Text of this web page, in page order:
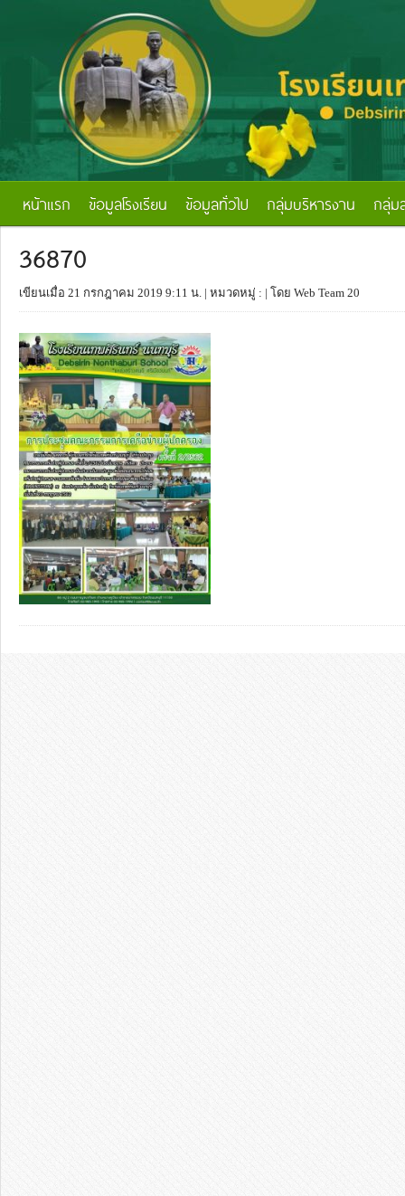
หน้าแรก ข้อมูลโรงเรียน ข้อมูลทั่วไป กลุ่มบริหารงาน กลุ่ม
36870
เขียนเมื่อ 21 กรกฎาคม 2019 9:11 น. | หมวดหมู่ : | โดย Web Team 20